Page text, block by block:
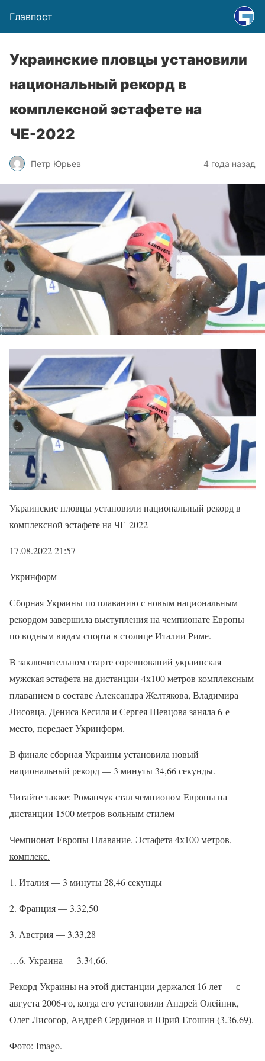
Главпост
Украинские пловцы установили
национальный рекорд в
комплексной эстафете на
ЧЕ-2022
Петр Юрьев 4 года назад
Украинские пловцы установили национальный рекорд в
комплексной эстафете на ЧЕ-2022
17.08.2022 21:57
Укринформ
Сборная Украины по плаванию с новым национальным
рекордом завершила выступления на чемпионате Европы
по водным видам спорта в столице Италии Риме.
В заключительном старте соревнований украинская
мужская эстафета на дистанции 4х100 метров комплексным
плаванием в составе Александра Желтякова, Владимира
Лисовца, Дениса Кесиля и Сергея Шевцова заняла 6-е
место, передает Укринформ.
В финале сборная Украины установила новый
национальный рекорд — 3 минуты 34,66 секунды.
Читайте также: Романчук стал чемпионом Европы на
дистанции 1500 метров вольным стилем
Чемпионат Европы Плавание. Эстафета 4х100 метров,
комплекс.
1. Италия — 3 минуты 28,46 секунды
2. Франция — 3.32,50
3. Австрия — 3.33,28
…6. Украина — 3.34,66.
Рекорд Украины на этой дистанции держался 16 лет — с
августа 2006-го, когда его установили Андрей Олейник,
Олег Лисогор, Андрей Сердинов и Юрий Егошин (3.36,69).
Фото: Imago.